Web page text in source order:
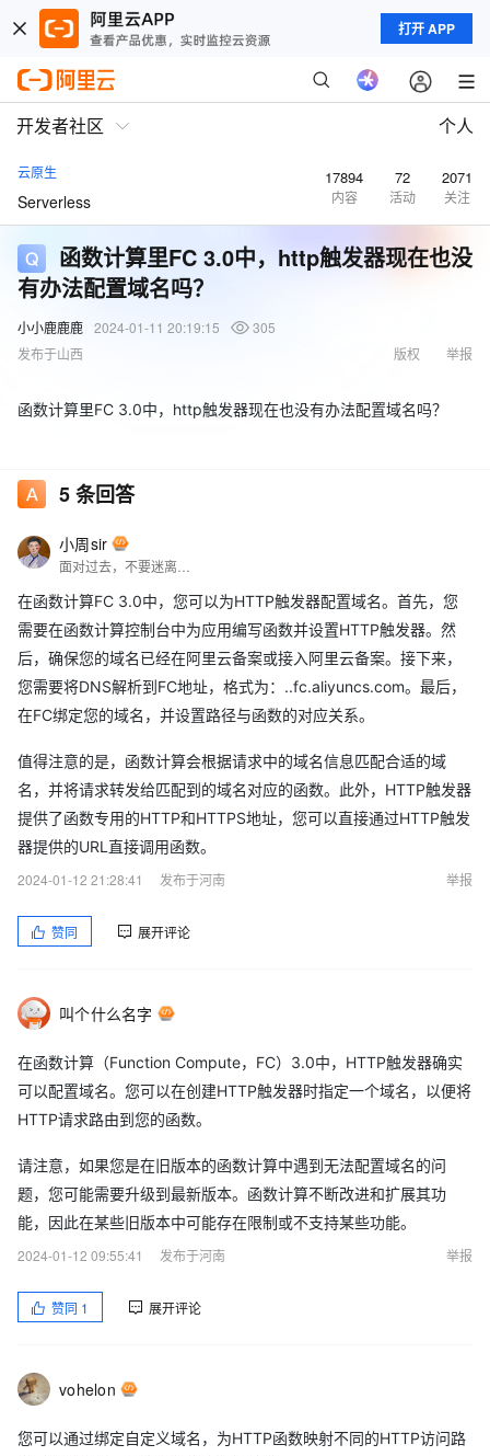
打开 APP
开发者社区 个人
云原生
Serverless
17894
内容
72
活动
2071
关注
函数计算里FC 3.0中，http触发器现在也没
有办法配置域名吗？
小小鹿鹿鹿 2024-01-11 20:19:15
305
发布于山西
举报
版权
函数计算里FC 3.0中，http触发器现在也没有办法配置域名吗？
5条回答
小周sir
在函数计算FC 3.0中，您可以为HTTP触发器配置域名。首先，您
需要在函数计算控制台中为应用编写函数并设置HTTP触发器。然
后，确保您的域名已经在阿里云备案或接入阿里云备案。接下来，
您需要将DNS解析到FC地址，格式为：..fc.aliyuncs.com。最后，
在FC绑定您的域名，并设置路径与函数的对应关系。
值得注意的是，函数计算会根据请求中的域名信息匹配合适的域
名，并将请求转发给匹配到的域名对应的函数。此外，HTTP触发器
提供了函数专用的HTTP和HTTPS地址，您可以直接通过HTTP触发
器提供的URL直接调用函数。
2024-01-12 21:28:41
发布于河南 举报
赞同 展开评论
叫个什么名字
在函数计算（Function Compute，FC）3.0中，HTTP触发器确实
可以配置域名。您可以在创建HTTP触发器时指定一个域名，以便将
HTTP请求路由到您的函数。
请注意，如果您是在旧版本的函数计算中遇到无法配置域名的问
题，您可能需要升级到最新版本。函数计算不断改进和扩展其功
能，因此在某些旧版本中可能存在限制或不支持某些功能。
2024-01-12 09:55:41
发布于河南 举报
赞同 1 展开评论
vohelon
您可以通过绑定自定义域名，为HTTP函数映射不同的HTTP访问路